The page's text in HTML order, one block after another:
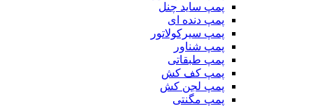
پمپ ساید چنل
پمپ دنده ای
پمپ سیرکولاتور
پمپ شناور
پمپ طبقاتی
پمپ کف کش
پمپ لجن کش
پمپ مگنتی